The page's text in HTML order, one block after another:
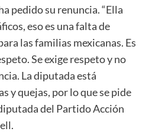
pedido su renuncia. “Ella
eso es una falta de
las familias mexicanas. Es
Se exige respeto y no
La diputada está
y quejas, por lo que se pide
del Partido Acción